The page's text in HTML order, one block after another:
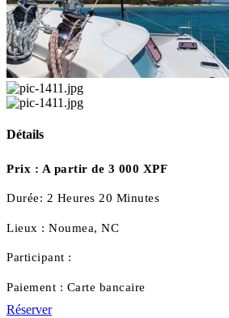
Détails
Prix : A partir de 3 000 XPF
Durée: 2 Heures 20 Minutes
Lieux : Noumea, NC
Participant :
Paiement : Carte bancaire
Réserver